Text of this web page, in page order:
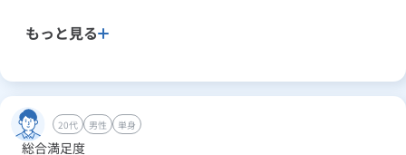
もっと見る
20代 男性 単身
総合満足度